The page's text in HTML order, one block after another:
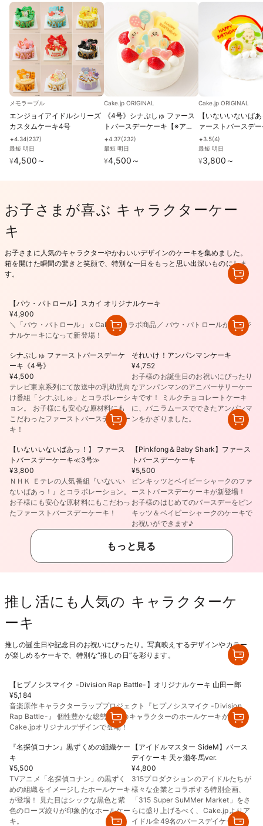
メモラーブル
エンジョイアイドルシリーズ
カスタムケーキ4号
✦4.34(237)
最短 明日
¥4,500 ～
Cake.jp ORIGINAL
《4号》シナぷしゅ ファース
トバースデーケーキ【※アレ
ルギー非対応：原材料の一部
に、小麦・卵・乳成分・大豆
を含む】
✦4.37(232)
最短 明日
¥4,500 ～
Cake.jp ORIGINAL
【いないいないば
ァーストバースデ
≪3号≫
✦3.5(4)
最短 明日
¥3,800 ～
お子さまが喜ぶ キャラクターケー
キ
お子さまに人気のキャラクターやかわいいデザインのケーキを集めました。
箱を開けた瞬間の驚きと笑顔で、特別な一日をもっと思い出深いものにしま
す。
【パウ・パトロール】スカイ オリジナルケーキ
¥4,900
＼「パウ・パトロール」ｘCake.jpコラボ商品／ パウ・パトロールがオリジ
ナルケーキになって新登場！
シナぷしゅ ファーストバースデーケ
ーキ《4号》
¥4,500
テレビ東京系列にて放送中の乳幼児向
け番組「シナぷしゅ」とコラボレーシ
ョン。 お子様にも安心な原材料にも
こだわったファーストバースデーケー
キ！
それいけ！アンパンマンケーキ
¥4,752
お子様のお誕生日のお祝いにぴったり
なアンパンマンのアニバーサリーケー
キです！ ミルクチョコレートケーキ
に、バニラムースでできたアンパンマ
ンをかざりました。
【いないいないばあっ！】 ファース
トバースデーケーキ≪3号≫
¥3,800
ＮＨＫ Ｅテレの人気番組『いないい
ないばあっ！』とコラボレーション。
お子様にも安心な原材料にもこだわっ
たファーストバースデーケーキ！
【Pinkfong＆Baby Shark】ファース
トバースデーケーキ
¥5,500
ピンキッツとベイビーシャークのファ
ーストバースデーケーキが新登場！
お子様のはじめてのバースデーをピン
キッツ＆ベイビーシャークのケーキで
お祝いができます♪
もっと見る
推し活にも人気の キャラクターケ
ーキ
推しの誕生日や記念日のお祝いにぴったり。写真映えするデザインやカラー
が楽しめるケーキで、特別な“推しの日”を彩ります。
【ヒプノシスマイク -Division Rap Battle-】オリジナルケーキ 山田一郎
¥5,184
音楽原作キャラクターラッププロジェクト『ヒプノシスマイク -Division
Rap Battle-』 個性豊かな総勢18人のキャラクターのホールケーキが
Cake.jpオリジナルデザインで登場！
『名探偵コナン』黒ずくめの組織ケー
キ
¥5,500
TVアニメ「名探偵コナン」の黒ずく
めの組織をイメージしたホールケーキ
が登場！ 見た目はシックな黒色と紫
色のローズ絞りが印象的なホールケー
キ。
【アイドルマスター SideM】バース
デイケーキ 天ヶ瀬冬馬ver.
¥4,800
315プロダクションのアイドルたちが
様々な企業とコラボする特別企画、
「315 Super SuMMer Market」をさ
らに盛り上げるべく、Cake.jpよりア
イドル全49名のバースデイケーキが